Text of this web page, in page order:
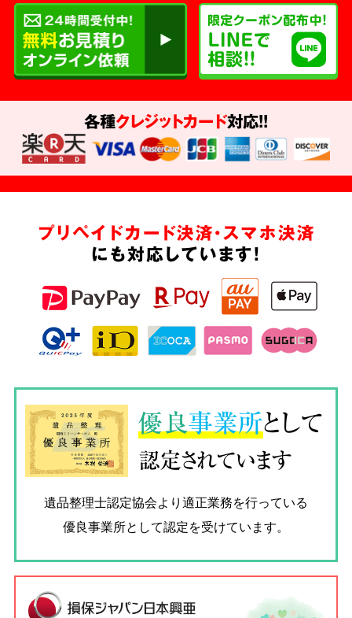
各種クレジットカード対応!!
プリペイドカード決済・スマホ決済
にも対応しています!
優良事業所として
認定されています
遺品整理士認定協会より適正業務を行っている
優良事業所として認定を受けています。